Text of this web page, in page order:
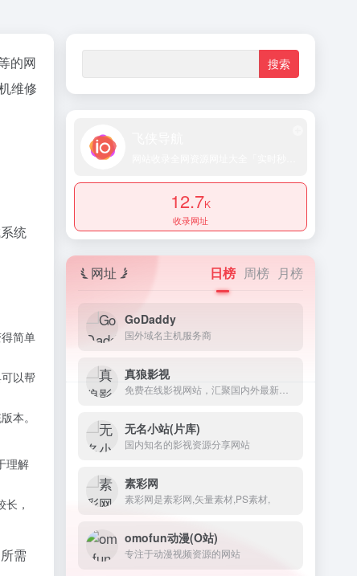
的网
维修
统
简单
以帮
本。
理解
，
需
12.7K
收录网址
网址 日榜 周榜 月榜
GoDaddy
国外域名主机服务商
真狼影视
无名小站(片库)
国内知名的影视资源分享网站
素彩网
素彩网是素彩网,矢量素材,PS素材,
omofun动漫(O站)
专注于动漫视频资源的网站